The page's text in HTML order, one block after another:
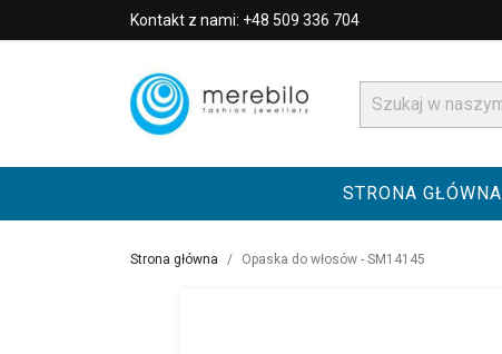
Kontakt z nami: +48 509 336 704
STRONA GŁÓWNA
Strona główna Opaska do włosów - SM14145